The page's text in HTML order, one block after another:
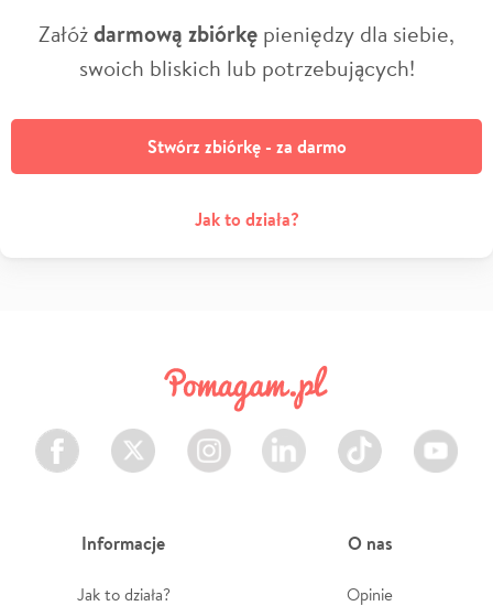
Załóżdarmową zbiórkę pieniędzy dla siebie,
swoich bliskich lub potrzebujących!
Stwórz zbiórkę - za darmo
Jak to działa?
Facebook Twitter Instagram LinkedIn TikTok Youtube
Informacje
Jak to działa?
O nas
Opinie